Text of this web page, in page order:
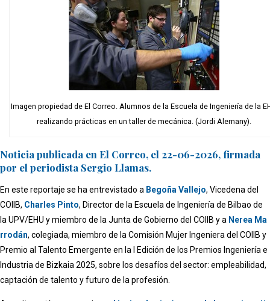
Imagen propiedad de El Correo. Alumnos de la Escuela de Ingeniería de la
realizando prácticas en un taller de mecánica. (Jordi Alemany).
Noticia publicada en El Correo, el 22-06-2026, firmada
por el periodista Sergio Llamas.
En este reportaje se ha entrevistado a Begoña Vallejo, Vicedena del
COIIB, Charles Pinto, Director de la Escuela de Ingeniería de Bilbao de
la UPV/EHU y miembro de la Junta de Gobierno del COIIB y a Nerea Ma
rrodán, colegiada, miembro de la Comisión Mujer Ingeniera del COIIB y
Premio al Talento Emergente en la I Edición de los Premios Ingeniería e
Industria de Bizkaia 2025, sobre los desafíos del sector: empleabilidad,
captación de talento y futuro de la profesión.